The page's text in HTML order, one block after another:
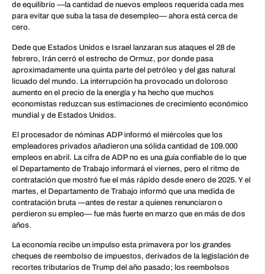
de equilibrio —la cantidad de nuevos empleos requerida cada mes
para evitar que suba la tasa de desempleo— ahora está cerca de
cero.
Dede que Estados Unidos e Israel lanzaran sus ataques el 28 de
febrero, Irán cerró el estrecho de Ormuz, por donde pasa
aproximadamente una quinta parte del petróleo y del gas natural
licuado del mundo. La interrupción ha provocado un doloroso
aumento en el precio de la energía y ha hecho que muchos
economistas reduzcan sus estimaciones de crecimiento económico
mundial y de Estados Unidos.
El procesador de nóminas ADP informó el miércoles que los
empleadores privados añadieron una sólida cantidad de 109.000
empleos en abril. La cifra de ADP no es una guía confiable de lo que
el Departamento de Trabajo informará el viernes, pero el ritmo de
contratación que mostró fue el más rápido desde enero de 2025. Y el
martes, el Departamento de Trabajo informó que una medida de
contratación bruta —antes de restar a quienes renunciaron o
perdieron su empleo— fue más fuerte en marzo que en más de dos
años.
La economía recibe un impulso esta primavera por los grandes
cheques de reembolso de impuestos, derivados de la legislación de
recortes tributarios de Trump del año pasado; los reembolsos